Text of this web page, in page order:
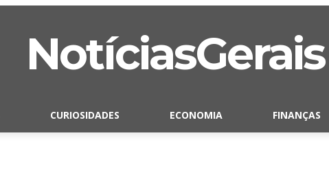
NotíciasGerais
CURIOSIDADES ECONOMIA FINANÇAS